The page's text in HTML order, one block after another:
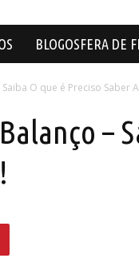
BLOGOSFERA DE
O que é Preciso Saber
–